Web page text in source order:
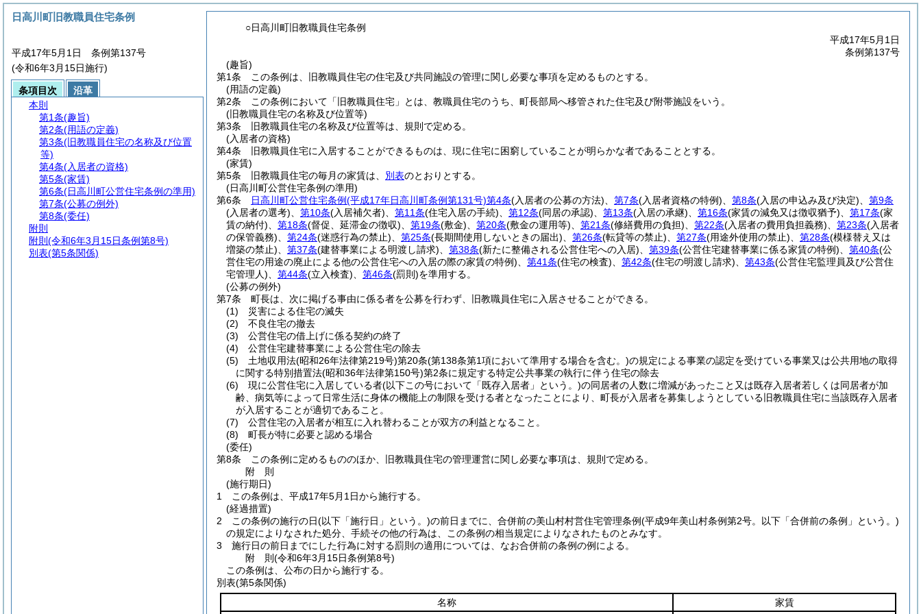
○日高川町旧教職員住宅条例
平成17年5月1日
条例第137号
(趣旨)
第1条
この条例は、旧教職員住宅の住宅及び共同施設の管理に関し必要な事項を定めるものとする。
(用語の定義)
第2条
この条例において「旧教職員住宅」とは、教職員住宅のうち、町長部局へ移管された住宅及び附帯施設をいう。
(旧教職員住宅の名称及び位置等)
第3条
旧教職員住宅の名称及び位置等は、規則で定める。
(入居者の資格)
第4条
旧教職員住宅に入居することができるものは、現に住宅に困窮していることが明らかな者であることとする。
(家賃)
第5条
旧教職員住宅の毎月の家賃は、 別表のとおりとする。
(日高川町公営住宅条例の準用)
第6条
日高川町公営住宅条例(平成17年日高川町条例第131号)第4条(入居者の公募の方法) 第7条(入居者資格の特例) 第8条(入居の申込み及び決定)
第9条
(入居者の選考)
第10条(入居補欠者) 第11条(住宅入居の手続) 第12条(同居の承認) 第13条(入居の承継) 第16条(家賃の減免又は徴収猶予) 第17条(家
賃の納付)
第18条(督促、延滞金の徴収) 第19条(敷金) 第20条(敷金の運用等) 第21条(修繕費用の負担) 第22条(入居者の費用負担義務) 第23条(入居者
の保管義務)
第24条(迷惑行為の禁止) 第25条(長期間使用しないときの届出) 第26条(転貸等の禁止) 第27条(用途外使用の禁止) 第28条(模様替え又は
増築の禁止)
第37条(建替事業による明渡し請求) 第38条(新たに整備される公営住宅への入居) 第39条(公営住宅建替事業に係る家賃の特例) 第40条(公
営住宅の用途の廃止による他の公営住宅への入居の際の家賃の特例)
第41条(住宅の検査) 第42条(住宅の明渡し請求) 第43条(公営住宅監理員及び公営住
宅管理人)
第44条(立入検査) 第46条(罰則)を準用する。
(公募の例外)
第7条
町長は、次に掲げる事由に係る者を公募を行わず、旧教職員住宅に入居させることができる。
(1)
災害による住宅の滅失
(2)
不良住宅の撤去
(3)
公営住宅の借上げに係る契約の終了
(4)
公営住宅建替事業による公営住宅の除去
(5)
土地収用法(昭和26年法律第219号)第20条(第138条第1項において準用する場合を含む。)の規定による事業の認定を受けている事業又は公共用地の取得
に関する特別措置法(昭和36年法律第150号)第2条に規定する特定公共事業の執行に伴う住宅の除去
(6)
現に公営住宅に入居している者(以下この号において「既存入居者」という。)の同居者の人数に増減があったこと又は既存入居者若しくは同居者が加
齢、病気等によって日常生活に身体の機能上の制限を受ける者となったことにより、町長が入居者を募集しようとしている旧教職員住宅に当該既存入居者
が入居することが適切であること。
(7)
公営住宅の入居者が相互に入れ替わることが双方の利益となること。
(8)
町長が特に必要と認める場合
(委任)
第8条
この条例に定めるもののほか、旧教職員住宅の管理運営に関し必要な事項は、規則で定める。
附 則
(施行期日)
1
この条例は、平成17年5月1日から施行する。
(経過措置)
2
この条例の施行の日(以下「施行日」という。)の前日までに、合併前の美山村村営住宅管理条例(平成9年美山村条例第2号。以下「合併前の条例」という。)
の規定によりなされた処分、手続その他の行為は、この条例の相当規定によりなされたものとみなす。
3
施行日の前日までにした行為に対する罰則の適用については、なお合併前の条例の例による。
附 則(令和6年3月15日条例第8号)
この条例は、公布の日から施行する。
別表(第5条関係)
名称
家賃
日高川町旧教職員住宅条例
平成17年5月1日 条例第137号
(令和6年3月15日施行)
条項目次
沿革
本則
第1条(趣旨)
第2条(用語の定義)
第3条(旧教職員住宅の名称及び位置
等)
第4条(入居者の資格)
第5条(家賃)
第6条(日高川町公営住宅条例の準用)
第7条(公募の例外)
第8条(委任)
附則
附則 (令和6年3月15日条例第8号)
別表(第5条関係)